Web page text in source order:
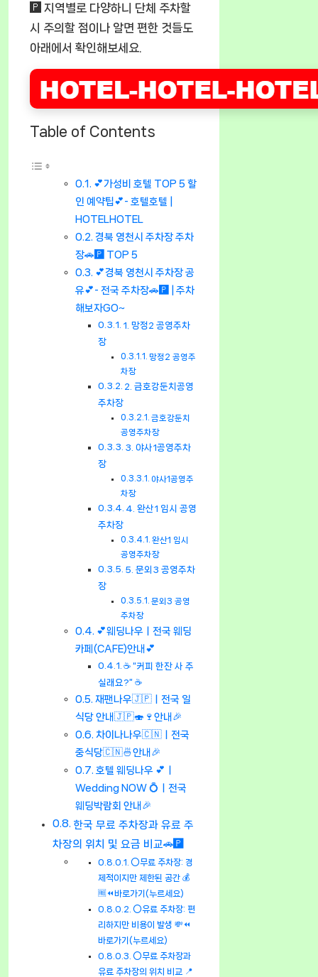
🅿️ 지역별로 다양하니 단체 주차할
시 주의할 점이나 알면 편한 것들도
아래에서 확인해보세요.
Table of Contents
💕가성비 호텔 TOP 5 할
인 예약팁💕- 호텔호텔 |
HOTELHOTEL
경북 영천시 주차장 주차
장🚗🅿️ TOP 5
💕경북 영천시 주차장 공
유💕- 전국 주차장🚗🅿️ | 주차
해보자GO~
1. 망정2 공영주차
장
망정2 공영주
차장
2. 금호강둔치공영
주차장
금호강둔치
공영주차장
3. 야사1공영주차
장
야사1공영주
차장
4. 완산1 임시 공영
주차장
완산1 임시
공영주차장
5. 문외3 공영주차
장
문외3 공영
주차장
💕웨딩나우ㅣ전국 웨딩
카페(CAFE)안내💕
☕ “커피 한잔 사 주
실래요?” ☕
재팬나우🇯🇵ㅣ전국 일
식당 안내🇯🇵🍣🍷안내🎉
차이나나우🇨🇳ㅣ전국
중식당🇨🇳🍜안내🎉
호텔 웨딩나우 💕ㅣ
Wedding NOW 💍ㅣ전국
웨딩박람회 안내🎉
한국 무료 주차장과 유료 주
차장의 위치 및 요금 비교🚗🅿️
⭕무료 주차장: 경
제적이지만 제한된 공간 💰
🆓⏪바로가기(누르세요)
⭕유료 주차장: 편
리하지만 비용이 발생 💸⏪
바로가기(누르세요)
⭕무료 주차장과
유료 주차장의 위치 비교 📍